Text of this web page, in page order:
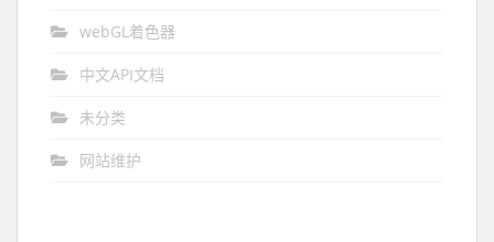
webGL着色器
中文API文档
未分类
网站维护